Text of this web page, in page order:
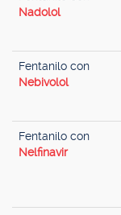
Nadolol
Fentanilo con
Nebivolol
Fentanilo con
Nelfinavir